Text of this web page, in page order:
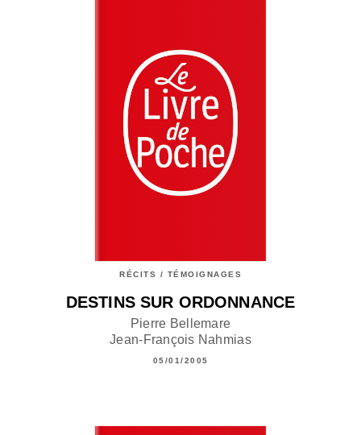
RÉCITS / TÉMOIGNAGES
DESTINS SUR ORDONNANCE
Pierre Bellemare
Jean-François Nahmias
05/01/2005